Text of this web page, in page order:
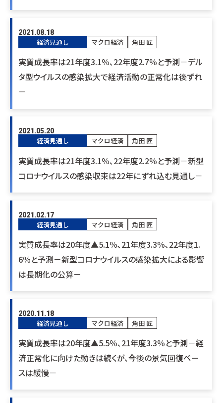
2021.08.18
経済見通し マクロ経済 角田 匠
実質成長率は21年度3.1％､22年度2.7％と予測－デル
タ型ウイルスの感染拡大で経済活動の正常化は後ずれ
－
2021.05.20
経済見通し マクロ経済 角田 匠
実質成長率は21年度3.1％､22年度2.2％と予測－新型
コロナウイルスの感染収束は22年にずれ込む見通し－
2021.02.17
経済見通し マクロ経済 角田 匠
実質成長率は20年度▲5.1％､21年度3.3％､22年度1.
6％と予測－新型コロナウイルスの感染拡大による影響
は長期化の公算－
2020.11.18
経済見通し マクロ経済 角田 匠
実質成長率は20年度▲5.5％､21年度3.3％と予測－経
済正常化に向けた動きは続くが、今後の景気回復ペー
スは緩慢－